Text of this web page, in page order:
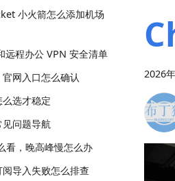
小火箭怎么添加机场
远程办公 VPN 安全清单
网入口怎么确认
选才稳定
问题导航
看，晚高峰慢怎么办
导入失败怎么排查
2026